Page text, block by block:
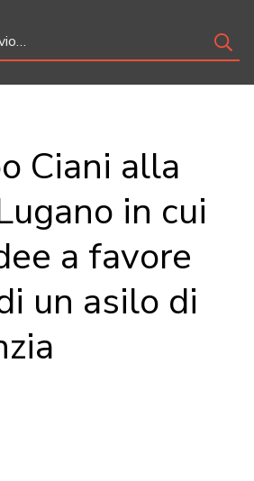
Ciani alla
in cui
a favore
un asilo di